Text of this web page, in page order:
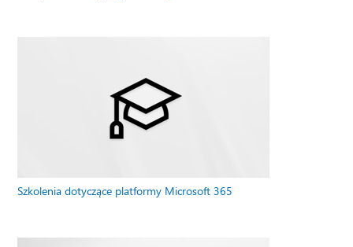
Szkolenia dotyczące platformy Microsoft 365